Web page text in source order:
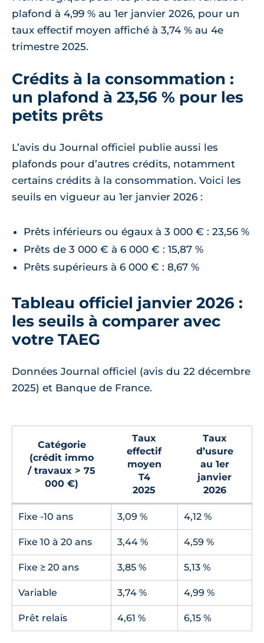
plafond à 4,99 % au 1er janvier 2026, pour un
taux effectif moyen affiché à 3,74 % au 4e
trimestre 2025.
Crédits à la consommation :
un plafond à 23,56 % pour les
petits prêts
L’avis du Journal officiel publie aussi les
plafonds pour d’autres crédits, notamment
certains crédits à la consommation. Voici les
seuils en vigueur au 1er janvier 2026 :
Prêts inférieurs ou égaux à 3 000 € : 23,56 %
Prêts de 3 000 € à 6 000 € : 15,87 %
Prêts supérieurs à 6 000 € : 8,67 %
Tableau officiel janvier 2026 :
les seuils à comparer avec
votre TAEG
Données Journal officiel (avis du 22 décembre
2025) et Banque de France.
Catégorie
(crédit immo
/ travaux > 75
000 €)
Taux
effectif
moyen
T4
2025
Taux
d’usure
au 1er
janvier
2026
Fixe -10 ans 3,09 % 4,12 %
Fixe 10 à 20 ans 3,44 % 4,59 %
Fixe ≥ 20 ans 3,85 % 5,13 %
Variable 3,74 % 4,99 %
Prêt relais 4,61 % 6,15 %